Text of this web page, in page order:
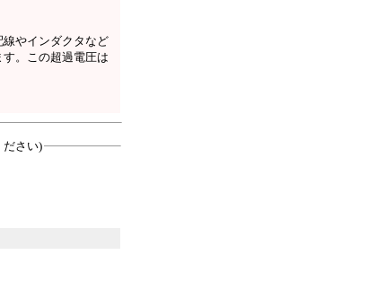
やインダクタなど
。この超過電圧は
ださい)